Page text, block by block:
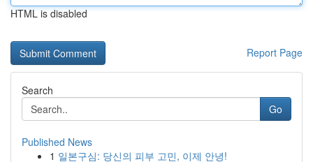
HTML is disabled
Report Page
Search
Go
Published News
1 일본구심: 당신의 피부 고민, 이제 안녕!